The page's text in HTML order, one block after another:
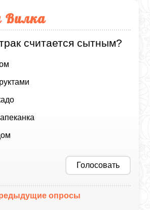
Вилка
считается сытным?
Голосовать
опросы